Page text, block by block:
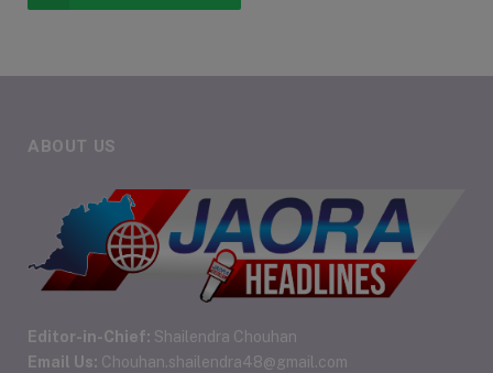
ABOUT US
Editor-in-Chief: Shailendra Chouhan
Email Us: Chouhan.shailendra48@gmail.com